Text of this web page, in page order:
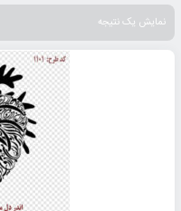
نمایش یک نتیجه